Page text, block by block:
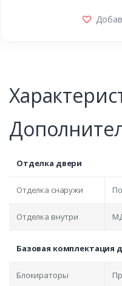
Отделка двери
Отделка снаружи
Отделка внутри
Базовая комплектация
Блокираторы